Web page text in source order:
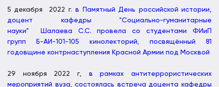
5 декабря 2022 г.в Памятный День российской истории,
доцент кафедры "Социально-гуманитарные
науки" Шалаева С.С. провела со студентами ФИиП
групп Б-АИ-101-105 кинолекторий, посвящённый 81
годовщине контрнаступления Красной Армии под Москвой
29 ноября 2022 г, в рамках антитеррористических
мероприятий вуза, состоялась встреча доцента кафедры